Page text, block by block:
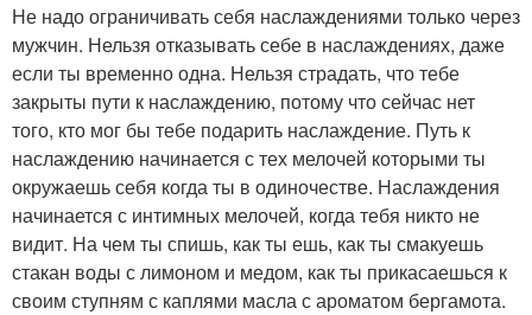
Не надо ограничивать себя наслаждениями только через
мужчин. Нельзя отказывать себе в наслаждениях, даже
если ты временно одна. Нельзя страдать, что тебе
закрыты пути к наслаждению, потому что сейчас нет
того, кто мог бы тебе подарить наслаждение. Путь к
наслаждению начинается с тех мелочей которыми ты
окружаешь себя когда ты в одиночестве. Наслаждения
начинается с интимных мелочей, когда тебя никто не
видит. На чем ты спишь, как ты ешь, как ты смакуешь
стакан воды с лимоном и медом, как ты прикасаешься к
своим ступням с каплями масла с ароматом бергамота.